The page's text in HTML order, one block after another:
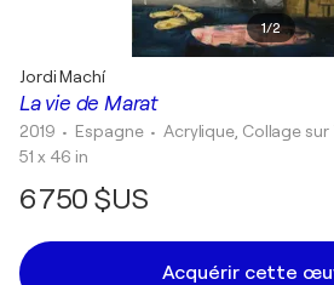
1/2
La vie de Marat
Jordi Machí
2019 • Espagne • Acrylique, Collage sur
51 x 46 in
6 750 $US
Acquérir cette